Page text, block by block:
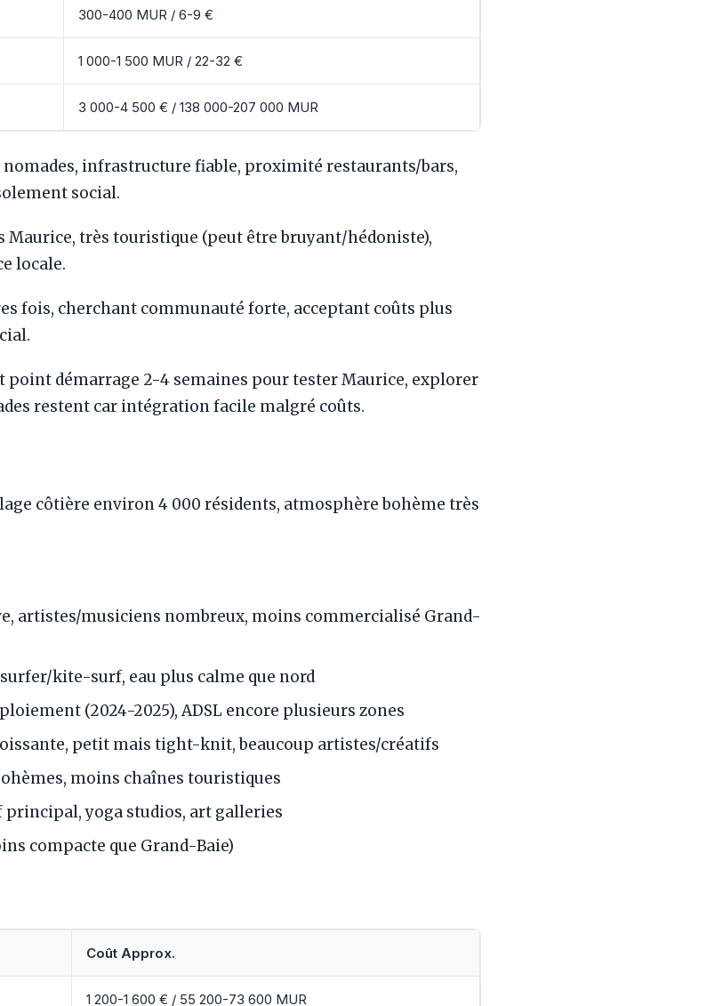
300-400 MUR / 6-9 €
1 000-1 500 MUR / 22-32 €
3 000-4 500 € / 138 000-207 000 MUR
infrastructure fiable, proximité restaurants/bars,
social.
Maurice, très touristique (peut être bruyant/hédoniste),
locale.
fois, cherchant communauté forte, acceptant coûts plus
point démarrage 2-4 semaines pour tester Maurice, explorer
restent car intégration facile malgré coûts.
côtière environ 4 000 résidents, atmosphère bohème très
artistes/musiciens nombreux, moins commercialisé Grand-
kite-surf, eau plus calme que nord
(2024-2025), ADSL encore plusieurs zones
petit mais tight-knit, beaucoup artistes/créatifs
moins chaînes touristiques
yoga studios, art galleries
compacte que Grand-Baie)
Coût Approx.
1 200-1 600 € / 55 200-73 600 MUR